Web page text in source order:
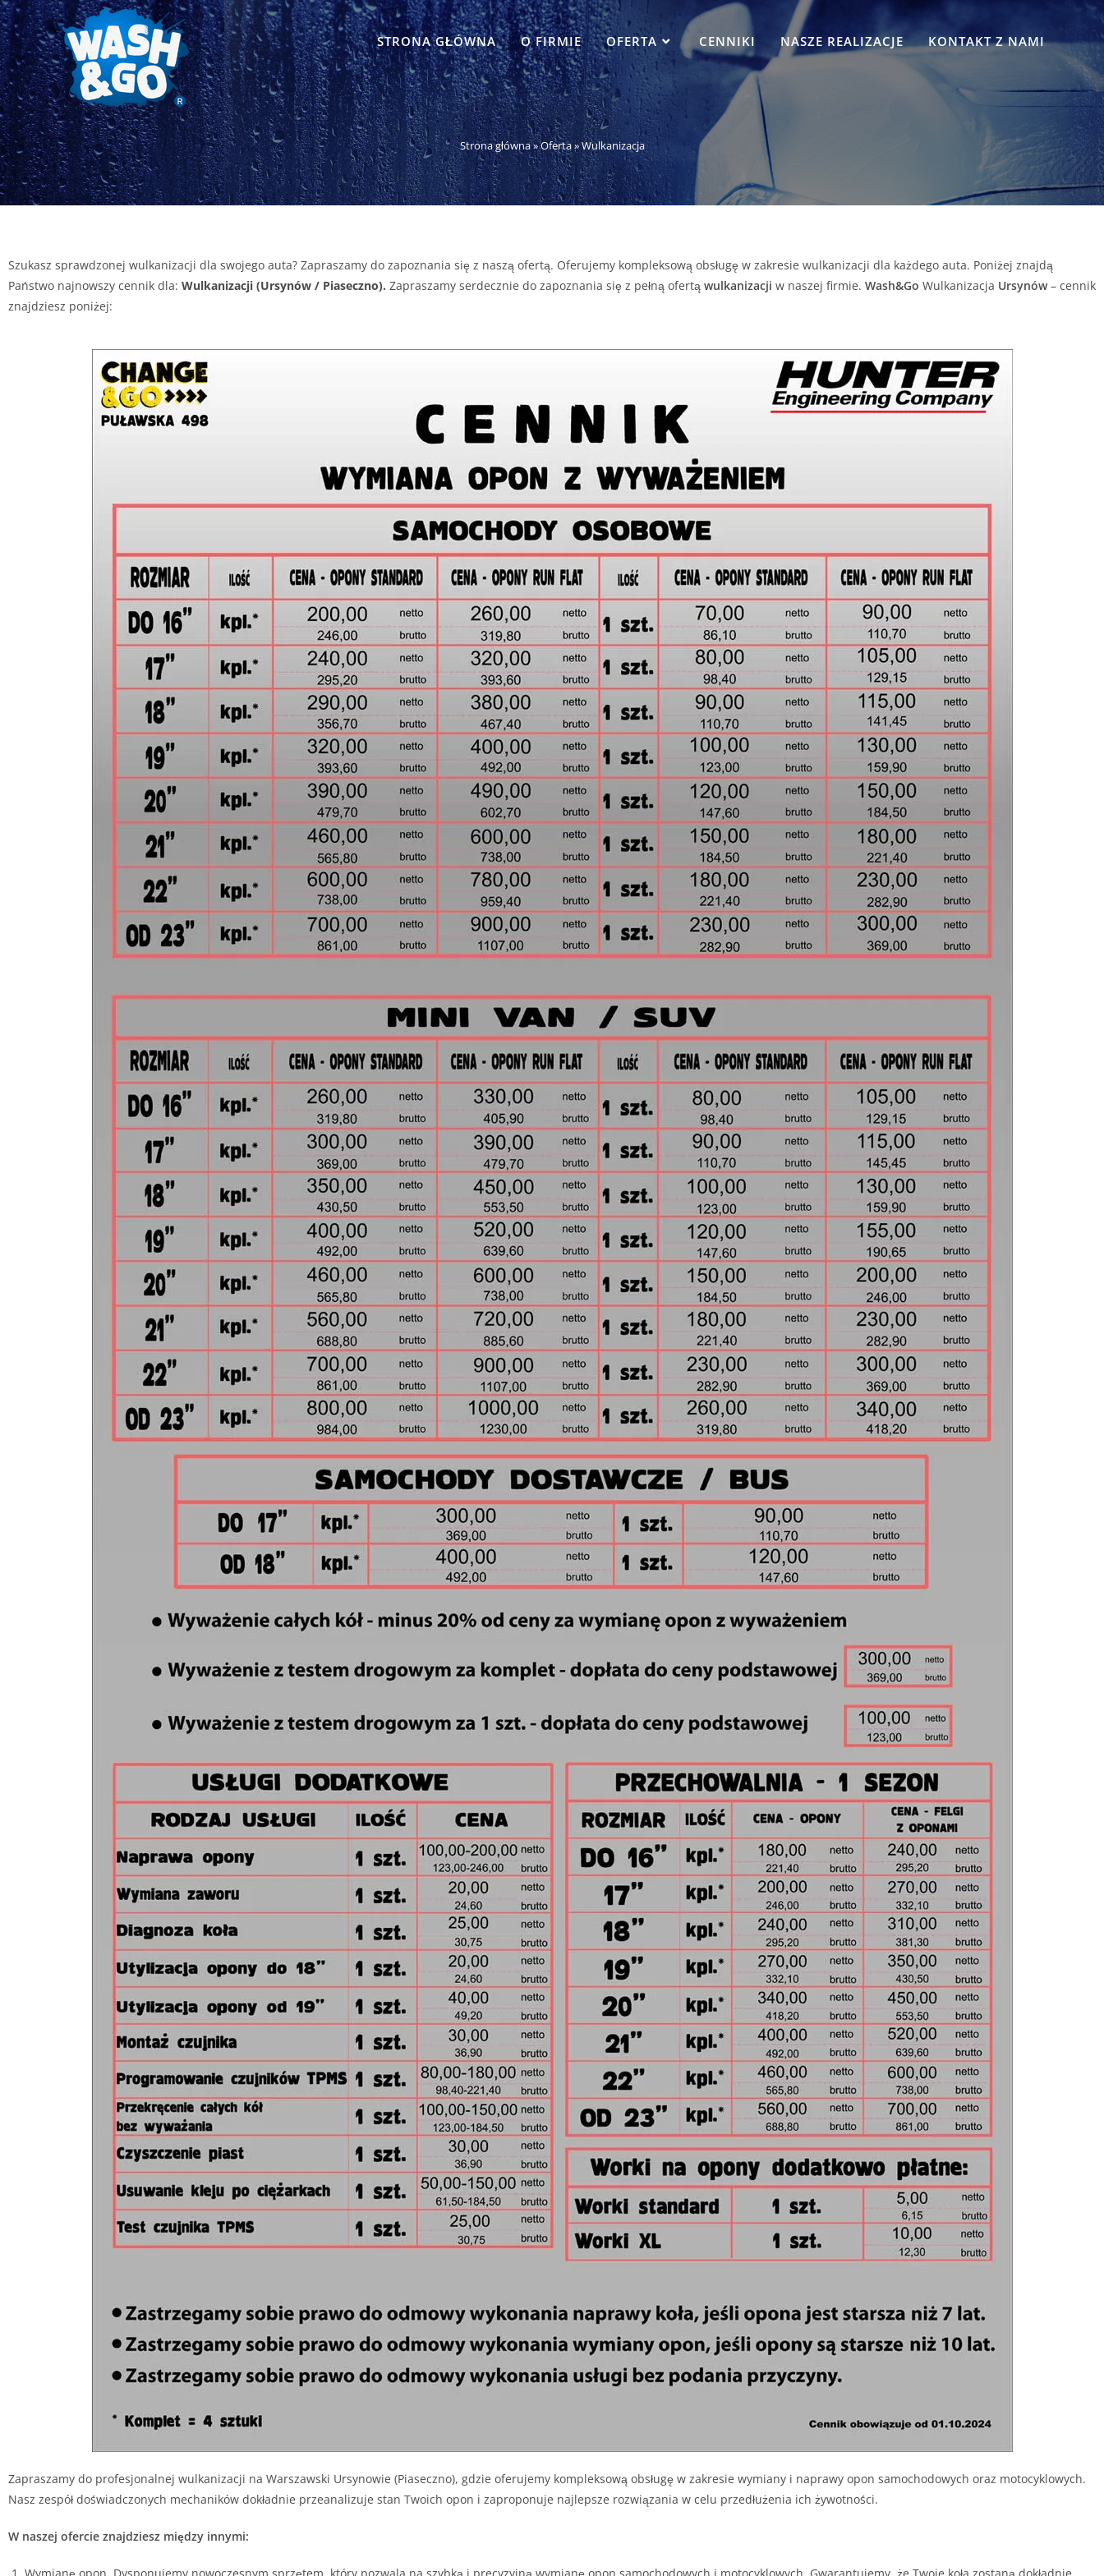
STRONA GŁÓWNA O FIRMIE OFERTA CENNIKI NASZE REALIZACJE KONTAKT Z NAMI
Strona główna»Oferta»Wulkanizacja
Szukasz sprawdzonej wulkanizacji dla swojego auta? Zapraszamy do zapoznania się z naszą ofertą. Oferujemy kompleksową obsługę w zakresie wulkanizacji dla każdego auta. Poniżej znajdą
Państwo najnowszy cennik dla: Wulkanizacji (Ursynów / Piaseczno). Zapraszamy serdecznie do zapoznania się z pełną ofertą wulkanizacji w naszej firmie. Wash&Go Wulkanizacja Ursynów– cennik
znajdziesz poniżej:
Zapraszamy do profesjonalnej wulkanizacji na Warszawski Ursynowie (Piaseczno), gdzie oferujemy kompleksową obsługę w zakresie wymiany i naprawy opon samochodowych oraz motocyklowych.
Nasz zespół doświadczonych mechaników dokładnie przeanalizuje stan Twoich opon i zaproponuje najlepsze rozwiązania w celu przedłużenia ich żywotności.
W naszej ofercie znajdziesz między innymi: